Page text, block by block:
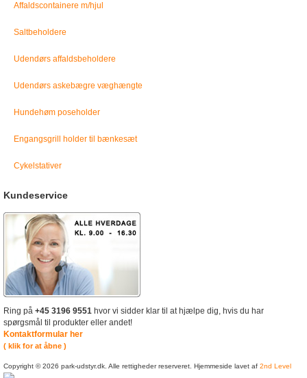
Affaldscontainere m/hjul
Saltbeholdere
Udendørs affaldsbeholdere
Udendørs askebægre væghængte
Hundehøm poseholder
Engangsgrill holder til bænkesæt
Cykelstativer
Kundeservice
Ring på +45 3196 9551 hvor vi sidder klar til at hjælpe dig, hvis du har
spørgsmål til produkter eller andet!
Kontaktformular her
( klik for at åbne )
Copyright © 2026 park-udstyr.dk. Alle rettigheder reserveret. Hjemmeside lavet af 2nd Level